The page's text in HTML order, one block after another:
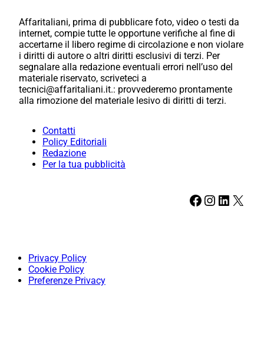
Affaritaliani, prima di pubblicare foto, video o testi da
internet, compie tutte le opportune verifiche al fine di
accertarne il libero regime di circolazione e non violare
i diritti di autore o altri diritti esclusivi di terzi. Per
segnalare alla redazione eventuali errori nell’uso del
materiale riservato, scriveteci a
tecnici@affaritaliani.it.: provvederemo prontamente
alla rimozione del materiale lesivo di diritti di terzi.
Contatti
Policy Editoriali
Redazione
Per la tua pubblicità
Facebook Instagram LinkedIn X
Privacy Policy
Cookie Policy
Preferenze Privacy